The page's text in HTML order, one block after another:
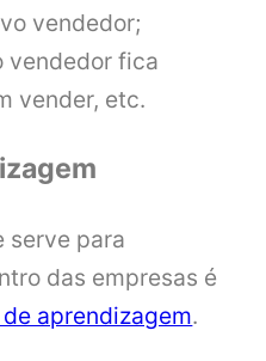
vendedor;
vendedor fica
vender, etc.
serve para
das empresas é
aprendizagem.